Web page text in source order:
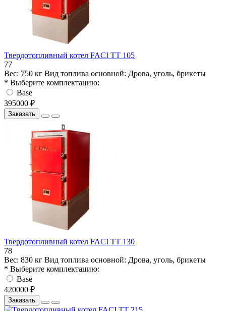
Твердотопливный котел FACI TT 105
77
Вес: 750 кг Вид топлива основной: Дрова, уголь, брикеты
* Выберите комплектацию:
Base
395000 ₽
Заказать
Твердотопливный котел FACI TT 130
78
Вес: 830 кг Вид топлива основной: Дрова, уголь, брикеты
* Выберите комплектацию:
Base
420000 ₽
Заказать